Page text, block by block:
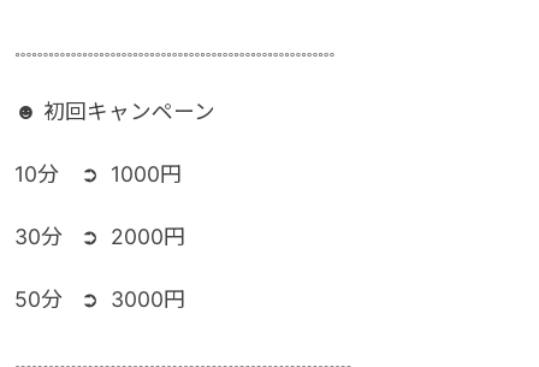
𓏧𓏧𓏧𓏧𓏧𓏧𓏧𓏧𓏧𓏧𓏧𓏧𓏧𓏧𓏧𓏧𓏧𓏧𓏧
☻ 初回キャンペーン
10分 ➲ 1000円
30分 ➲ 2000円
50分 ➲ 3000円
𓏧𓏧𓏧𓏧𓏧𓏧𓏧𓏧𓏧𓏧𓏧𓏧𓏧𓏧𓏧𓏧𓏧𓏧𓏧𓏧